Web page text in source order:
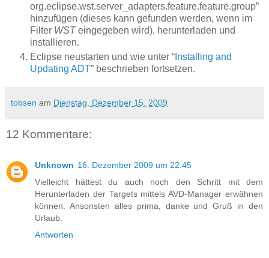
org.eclipse.wst.server_adapters.feature.feature.group”
hinzufügen (dieses kann gefunden werden, wenn im
Filter WSTeingegeben wird), herunterladen und
installieren.
Eclipse neustarten und wie unter “ Installing and
Updating ADT” beschrieben fortsetzen.
tobsen am Dienstag, Dezember 15, 2009
12 Kommentare:
Unknown 16. Dezember 2009 um 22:45
Vielleicht hättest du auch noch den Schritt mit dem
Herunterladen der Targets mittels AVD-Manager erwähnen
können. Ansonsten alles prima, danke und Gruß in den
Urlaub.
Antworten